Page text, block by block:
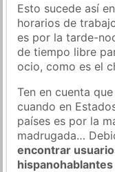
Esto sucede así
horarios de
es por la tarde-
de tiempo libre
ocio, como es el
Ten en cuenta
cuando en
países es por la
madrugada…
encontrar